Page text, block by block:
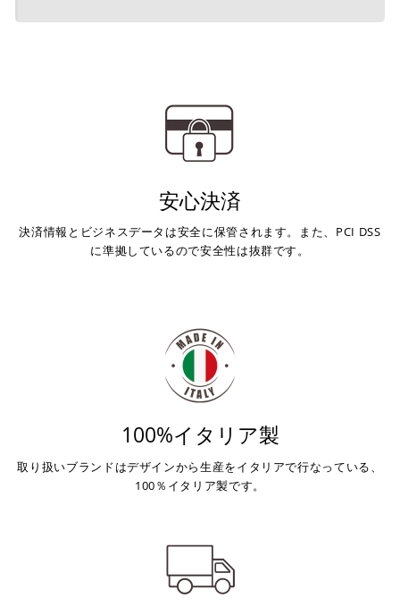
安心決済
決済情報とビジネスデータは安全に保管されます。また、PCI DSS
に準拠しているので安全性は抜群です。
100%イタリア製
取り扱いブランドはデザインから生産をイタリアで行なっている、
100％イタリア製です。